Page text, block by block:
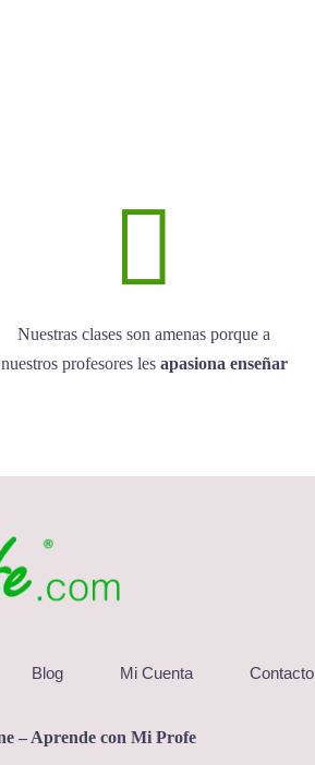
Nuestras clases son amenas porque a
nuestros profesores les apasiona enseñar
Blog Mi Cuenta Contacto
– Aprende con Mi Profe